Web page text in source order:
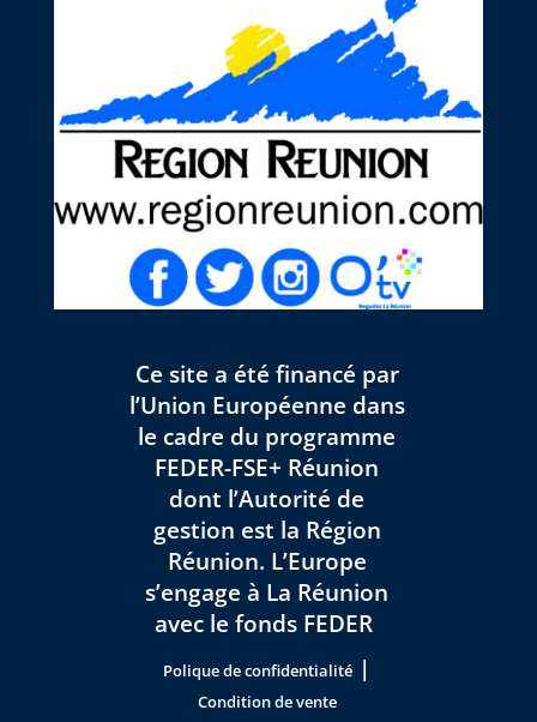
Ce site a été financé par
l’Union Européenne dans
le cadre du programme
FEDER-FSE+ Réunion
dont l’Autorité de
gestion est la Région
Réunion. L’Europe
s’engage à La Réunion
avec le fonds FEDER
Polique de confidentialité |
Condition de vente